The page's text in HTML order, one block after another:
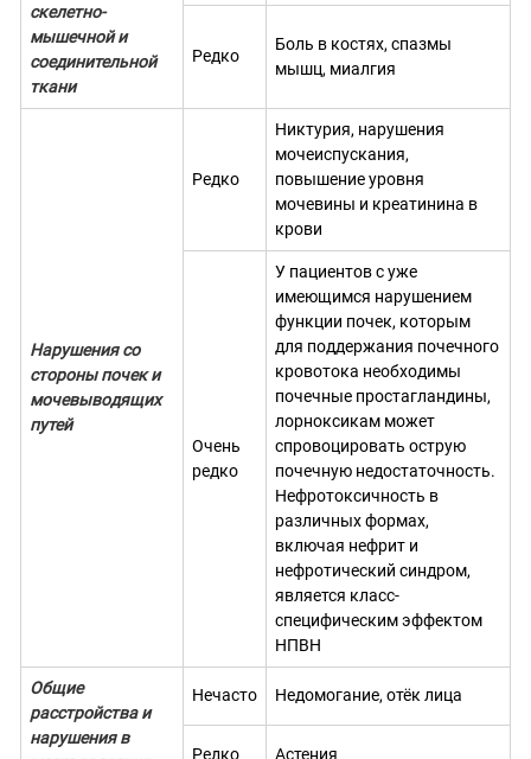
скелетно-
мышечной и
соединительной
ткани
Редко
Боль в костях, спазмы
мышц, миалгия
Нарушения со
стороны почек и
мочевыводящих
путей
Редко
Никтурия, нарушения
мочеиспускания,
повышение уровня
мочевины и креатинина в
крови
Очень
редко
У пациентов с уже
имеющимся нарушением
функции почек, которым
для поддержания почечного
кровотока необходимы
почечные простагландины,
лорноксикам может
спровоцировать острую
почечную недостаточность.
Нефротоксичность в
различных формах,
включая нефрит и
нефротический синдром,
является класс-
специфическим эффектом
НПВН
Общие
расстройства и
нарушения в
Нечасто Недомогание, отёк лица
Редко Астения